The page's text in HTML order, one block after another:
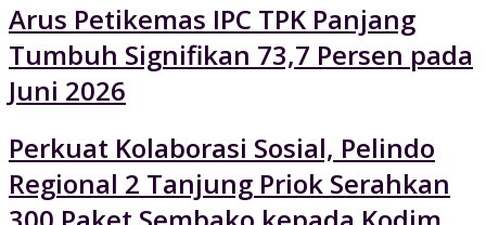
Arus Petikemas IPC TPK Panjang
Tumbuh Signifikan 73,7 Persen pada
Juni 2026
Perkuat Kolaborasi Sosial, Pelindo
Regional 2 Tanjung Priok Serahkan